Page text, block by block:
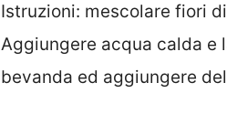
Istruzioni: mescolare fiori
Aggiungere acqua calda e
bevanda ed aggiungere